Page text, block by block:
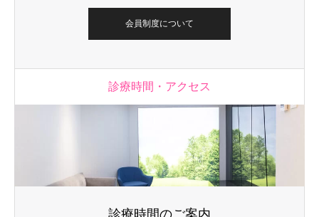
会員制度について
診療時間・アクセス
診療時間のご案内